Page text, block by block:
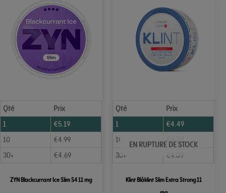
Qté
Prix
1
€5.19
10
€4.99
30+
€4.69
ZYN Blackcurrant Ice Slim S4 11 mg
Qté
Prix
1
€4.49
10
€4.29
30+
€4.09
EN RUPTURE DE STOCK
Klint Blåklint Slim Extra Strong 11